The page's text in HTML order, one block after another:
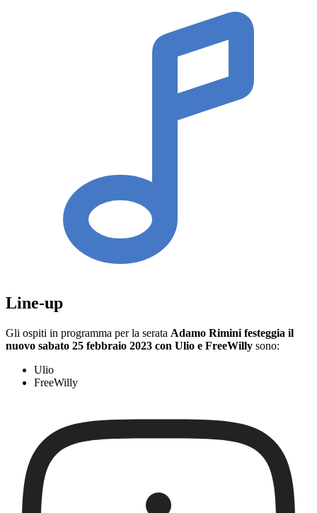
Line-up
Gli ospiti in programma per la serata Adamo Rimini festeggia il
nuovo sabato 25 febbraio 2023 con Ulio e FreeWilly sono:
Ulio
FreeWilly